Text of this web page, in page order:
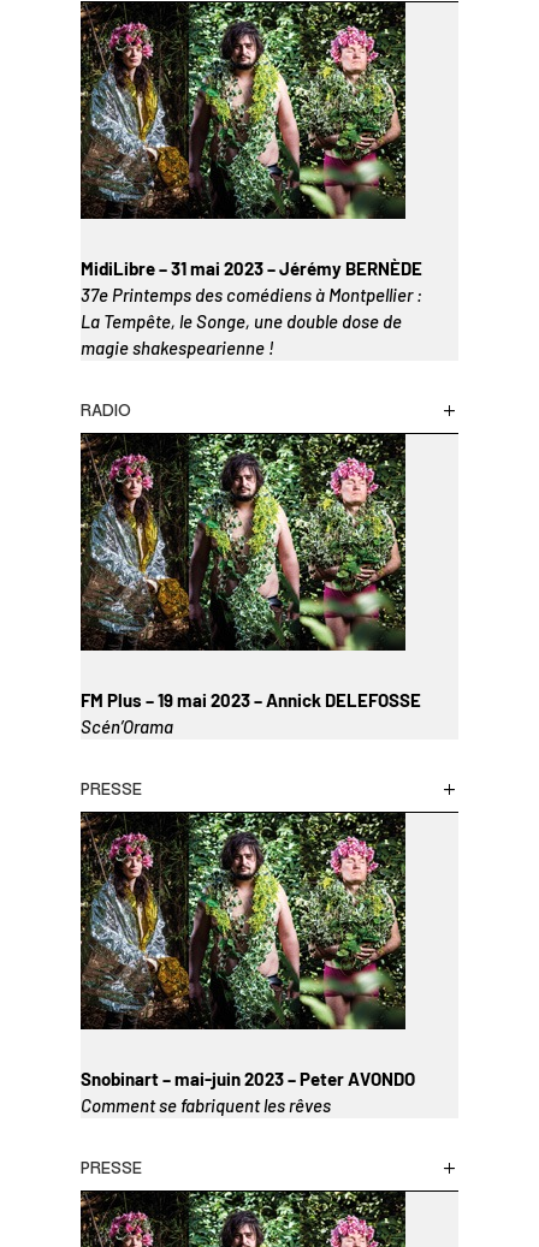
MidiLibre – 31 mai 2023 – Jérémy BERNÈDE
37e Printemps des comédiens à Montpellier :
La Tempête, le Songe, une double dose de
magie shakespearienne !
RADIO
FM Plus – 19 mai 2023 – Annick DELEFOSSE
Scén’Orama
PRESSE
Snobinart – mai-juin 2023 – Peter AVONDO
Comment se fabriquent les rêves
PRESSE